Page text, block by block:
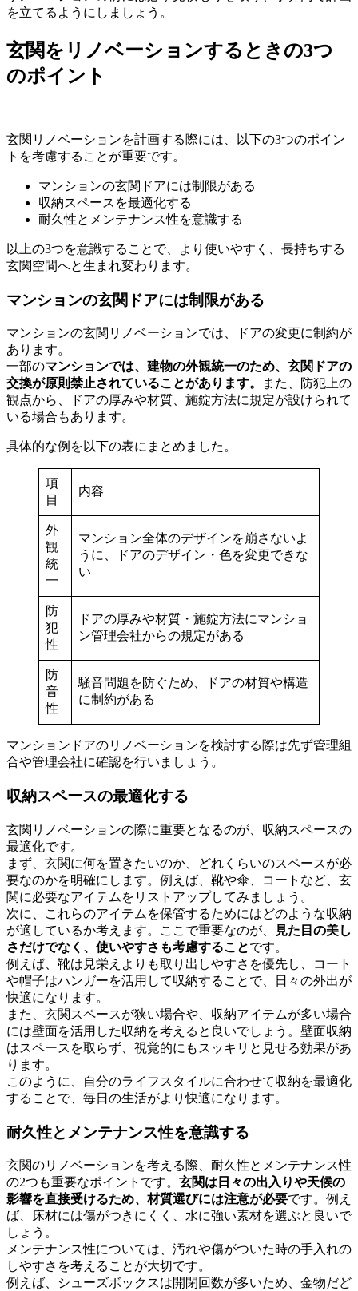
を立てるようにしましょう。
玄関をリノベーションするときの3つ
のポイント
玄関リノベーションを計画する際には、以下の3つのポイン
トを考慮することが重要です。
マンションの玄関ドアには制限がある
収納スペースを最適化する
耐久性とメンテナンス性を意識する
以上の3つを意識することで、より使いやすく、長持ちする
玄関空間へと生まれ変わります。
マンションの玄関ドアには制限がある
マンションの玄関リノベーションでは、ドアの変更に制約が
あります。
一部のマンションでは、建物の外観統一のため、玄関ドアの
交換が原則禁止されていることがあります。
また、防犯上の
観点から、ドアの厚みや材質、施錠方法に規定が設けられて
いる場合もあります。
具体的な例を以下の表にまとめました。
項
目
内容
外
観
統
一
マンション全体のデザインを崩さないよ
うに、ドアのデザイン・色を変更できな
い
防
犯
性
ドアの厚みや材質・施錠方法にマンショ
ン管理会社からの規定がある
防
音
性
騒音問題を防ぐため、ドアの材質や構造
に制約がある
マンションドアのリノベーションを検討する際は先ず管理組
合や管理会社に確認を行いましょう。
収納スペースの最適化する
玄関リノベーションの際に重要となるのが、収納スペースの
最適化です。
まず、玄関に何を置きたいのか、どれくらいのスペースが必
要なのかを明確にします。例えば、靴や傘、コートなど、玄
関に必要なアイテムをリストアップしてみましょう。
次に、これらのアイテムを保管するためにはどのような収納
が適しているか考えます。ここで重要なのが、
見た目の美し
さだけでなく、使いやすさも考慮することです。
例えば、靴は見栄えよりも取り出しやすさを優先し、コート
や帽子はハンガーを活用して収納することで、日々の外出が
快適になります。
また、玄関スペースが狭い場合や、収納アイテムが多い場合
には壁面を活用した収納を考えると良いでしょう。壁面収納
はスペースを取らず、視覚的にもスッキリと見せる効果があ
ります。
このように、自分のライフスタイルに合わせて収納を最適化
することで、毎日の生活がより快適になります。
耐久性とメンテナンス性を意識する
玄関のリノベーションを考える際、耐久性とメンテナンス性
の2つも重要なポイントです。 玄関は日々の出入りや天候の
影響を直接受けるため、材質選びには注意が必要です。例え
ば、床材には傷がつきにくく、水に強い素材を選ぶと良いで
しょう。
メンテナンス性については、汚れや傷がついた時の手入れの
しやすさを考えることが大切です。
例えば、シューズボックスは開閉回数が多いため、金物だど